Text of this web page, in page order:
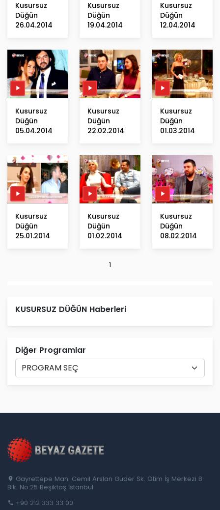
Kusursuz
Düğün
26.04.2014
Kusursuz
Düğün
19.04.2014
Kusursuz
Düğün
12.04.2014
Kusursuz
Düğün
05.04.2014
Kusursuz
Düğün
22.02.2014
Kusursuz
Düğün
01.03.2014
Kusursuz
Düğün
25.01.2014
Kusursuz
Düğün
01.02.2014
Kusursuz
Düğün
08.02.2014
1
KUSURSUZ DÜĞÜN Haberleri
Diğer Programlar
Gayrettepe Mah. Cemil Arslan Güder Sk. Otim İş Merkezi B
Blk. No:25 Beşiktaş İstanbul
+90 212 333 33 00